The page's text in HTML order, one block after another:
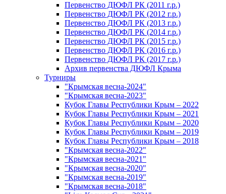
Первенство ДЮФЛ РК (2011 г.р.)
Первенство ДЮФЛ РК (2012 г.р.)
Первенство ДЮФЛ РК (2013 г.р.)
Первенство ДЮФЛ РК (2014 г.р.)
Первенство ДЮФЛ РК (2015 г.р.)
Первенство ДЮФЛ РК (2016 г.р.)
Первенство ДЮФЛ РК (2017 г.р.)
Архив первенства ДЮФЛ Крыма
Турниры
"Крымская весна-2024"
"Крымская весна-2023"
Кубок Главы Республики Крым – 2022
Кубок Главы Республики Крым – 2021
Кубок Главы Республики Крым – 2020
Кубок Главы Республики Крым – 2019
Кубок Главы Республики Крым – 2018
"Крымская весна-2022"
"Крымская весна-2021"
"Крымская весна-2020"
"Крымская весна-2019"
"Крымская весна-2018"